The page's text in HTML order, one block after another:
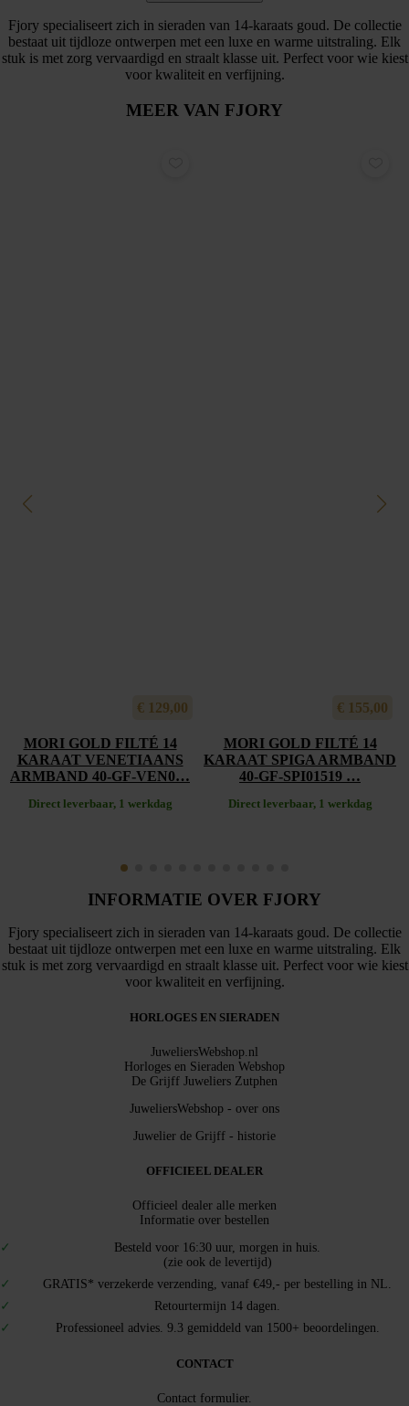
Fjory specialiseert zich in sieraden van 14-karaats goud. De collectie
bestaat uit tijdloze ontwerpen met een luxe en warme uitstraling. Elk
stuk is met zorg vervaardigd en straalt klasse uit. Perfect voor wie kiest
voor kwaliteit en verfijning.
MEER VAN FJORY
€ 129,00
MORI GOLD FILTÉ 14
KARAAT VENETIAANS
ARMBAND 40-GF-VEN0…
Direct leverbaar, 1 werkdag
€ 155,00
MORI GOLD FILTÉ 14
KARAAT SPIGA ARMBAND
40-GF-SPI01519 …
Direct leverbaar, 1 werkdag
INFORMATIE OVER FJORY
Fjory specialiseert zich in sieraden van 14-karaats goud. De collectie
bestaat uit tijdloze ontwerpen met een luxe en warme uitstraling. Elk
stuk is met zorg vervaardigd en straalt klasse uit. Perfect voor wie kiest
voor kwaliteit en verfijning.
HORLOGES EN SIERADEN
JuweliersWebshop.nl
Horloges en Sieraden Webshop
De Grijff Juweliers Zutphen
JuweliersWebshop - over ons
Juwelier de Grijff - historie
OFFICIEEL DEALER
Officieel dealer alle merken
Informatie over bestellen
Besteld voor 16:30 uur, morgen in huis.
(zie ook de levertijd)
GRATIS* verzekerde verzending, vanaf €49,- per bestelling in NL.
Retourtermijn 14 dagen.
Professioneel advies. 9.3 gemiddeld van 1500+ beoordelingen.
CONTACT
Contact formulier.